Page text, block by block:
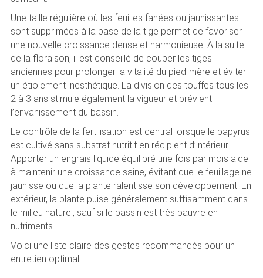
Une taille régulière où les feuilles fanées ou jaunissantes
sont supprimées à la base de la tige permet de favoriser
une nouvelle croissance dense et harmonieuse. À la suite
de la floraison, il est conseillé de couper les tiges
anciennes pour prolonger la vitalité du pied-mère et éviter
un étiolement inesthétique. La division des touffes tous les
2 à 3 ans stimule également la vigueur et prévient
l’envahissement du bassin.
Le contrôle de la fertilisation est central lorsque le papyrus
est cultivé sans substrat nutritif en récipient d’intérieur.
Apporter un engrais liquide équilibré une fois par mois aide
à maintenir une croissance saine, évitant que le feuillage ne
jaunisse ou que la plante ralentisse son développement. En
extérieur, la plante puise généralement suffisamment dans
le milieu naturel, sauf si le bassin est très pauvre en
nutriments.
Voici une liste claire des gestes recommandés pour un
entretien optimal :